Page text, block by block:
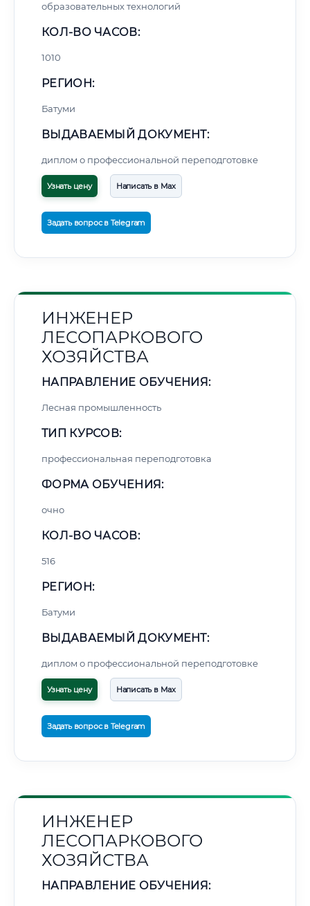
образовательных технологий
КОЛ-ВО ЧАСОВ:
1010
РЕГИОН:
Батуми
ВЫДАВАЕМЫЙ ДОКУМЕНТ:
диплом о профессиональной переподготовке
Узнать цену Написать в Max
Задать вопрос в Telegram
ИНЖЕНЕР
ЛЕСОПАРКОВОГО
ХОЗЯЙСТВА
НАПРАВЛЕНИЕ ОБУЧЕНИЯ:
Лесная промышленность
ТИП КУРСОВ:
профессиональная переподготовка
ФОРМА ОБУЧЕНИЯ:
очно
КОЛ-ВО ЧАСОВ:
516
РЕГИОН:
Батуми
ВЫДАВАЕМЫЙ ДОКУМЕНТ:
диплом о профессиональной переподготовке
Узнать цену Написать в Max
Задать вопрос в Telegram
ИНЖЕНЕР
ЛЕСОПАРКОВОГО
ХОЗЯЙСТВА
НАПРАВЛЕНИЕ ОБУЧЕНИЯ: